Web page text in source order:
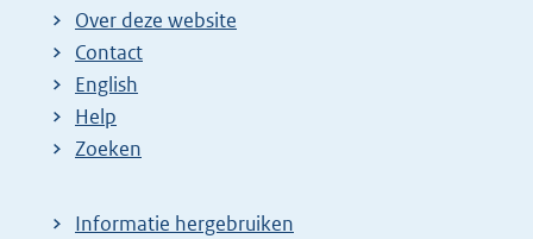
Over deze website
Contact
English
Help
Zoeken
Informatie hergebruiken